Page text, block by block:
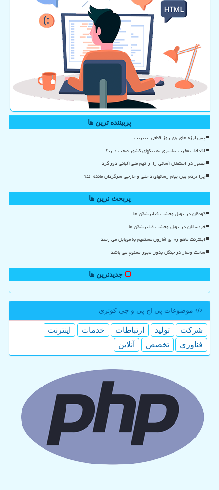
پربیننده ترین ها
پس لرزه های ۸۸ روز قطعی اینترنت
اقدامات مخرب سایبری به بانکهای کشور صحت دارد؟
حضور در استقلال آسانی را از تیم ملی آلبانی دور کرد
چرا مردم بین پیام رسانهای داخلی و خارجی سرگردان مانده اند؟
پربحث ترین ها
کودکان در تونل وحشت فیلترشکن ها
خردسالان در تونل وحشت فیلترشکن ها
اینترنت ماهواره ای آمازون مستقیم به موبایل می رسد
ساخت وساز در جنگل بدون مجوز ممنوع می باشد
جدیدترین ها
موضوعات پی اچ پی و جی كوئری
شركت تولید ارتباطات خدمات
اینترنت
فناوری
تخصص آنلاین